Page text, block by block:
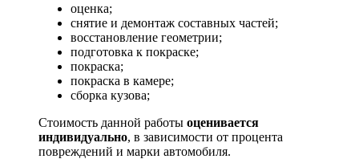
оценка;
снятие и демонтаж составных частей;
восстановление геометрии;
подготовка к покраске;
покраска;
покраска в камере;
сборка кузова;
Стоимость данной работы оценивается
индивидуально, в зависимости от процента
повреждений и марки автомобиля.